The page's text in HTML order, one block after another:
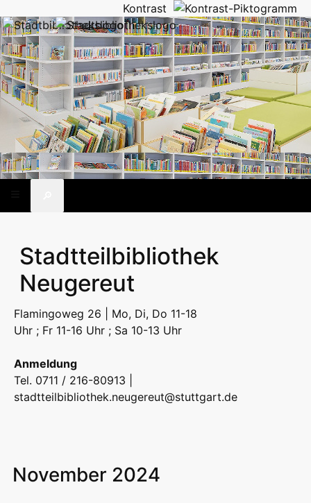
Kontrast
Stadtteilbibliothek
Neugereut
Flamingoweg 26 | Mo, Di, Do 11-18
Uhr ; Fr 11-16 Uhr ; Sa 10-13 Uhr
Anmeldung
Tel. 0711 / 216-80913 |
stadtteilbibliothek.neugereut@stuttgart.de
November 2024